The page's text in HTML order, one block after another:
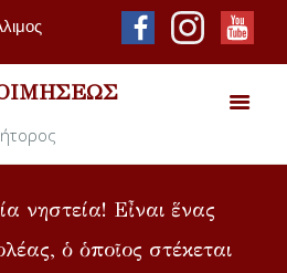
νηστεία! Εἶναι ἕνας
ὁ ὁποῖος στέκεται